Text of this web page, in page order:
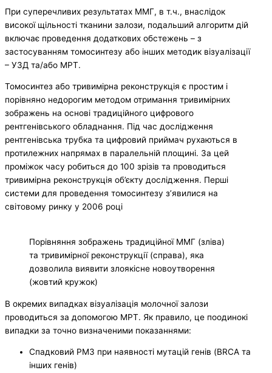
При суперечливих результатах ММГ, в т.ч., внаслідок
високої щільності тканини залози, подальший алгоритм дій
включає проведення додаткових обстежень – з
застосуванням томосинтезу або інших методик візуалізації
– УЗД та/або МРТ.
Томосинтез або тривимірна реконструкція є простим і
порівняно недорогим методом отримання тривимірних
зображень на основі традиційного цифрового
рентгенівського обладнання. Під час дослідження
рентгенівська трубка та цифровий приймач рухаються в
протилежних напрямах в паралельній площині. За цей
проміжок часу робиться до 100 зрізів та проводиться
тривимірна реконструкція об’єкту дослідження. Перші
системи для проведення томосинтезу з’явилися на
світовому ринку у 2006 році
Порівняння зображень традиційної ММГ (зліва)
та тривимірної реконструкції (справа), яка
дозволила виявити злоякісне новоутворення
(жовтий кружок)
В окремих випадках візуалізація молочної залози
проводиться за допомогою МРТ. Як правило, це поодинокі
випадки за точно визначеними показаннями:
Спадковий РМЗ при наявності мутацій генів (BRCA та
інших генів)